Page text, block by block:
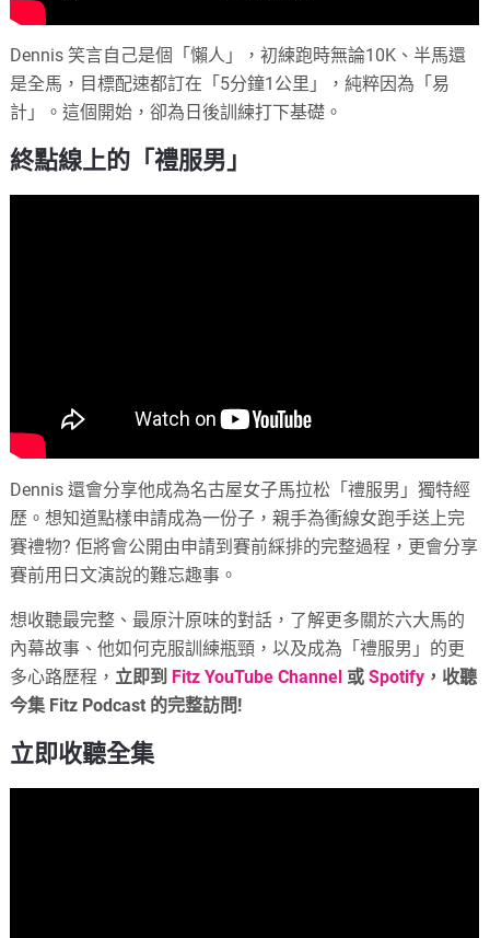
Dennis 笑言自己是個「懶人」，初練跑時無論10K、半馬還
是全馬，目標配速都訂在「5分鐘1公里」，純粹因為「易
計」。這個開始，卻為日後訓練打下基礎。
終點線上的「禮服男」
Dennis 還會分享他成為名古屋女子馬拉松「禮服男」獨特經
歷。想知道點樣申請成為一份子，親手為衝線女跑手送上完
賽禮物? 佢將會公開由申請到賽前綵排的完整過程，更會分享
賽前用日文演說的難忘趣事。
想收聽最完整、最原汁原味的對話，了解更多關於六大馬的
內幕故事、他如何克服訓練瓶頸，以及成為「禮服男」的更
多心路歷程， 立即到 Fitz YouTube Channel 或Spotify ，收聽
今集 Fitz Podcast 的完整訪問!
立即收聽全集